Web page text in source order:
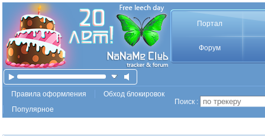
Портал
Форум
Правила оформления
Обход блокировок
Популярное
Поиск :